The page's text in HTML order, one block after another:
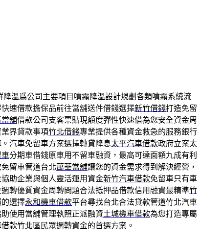
溫爲公司主要項目 噴霧降溫設計規劃各類噴霧系統流
速借款擔保品前往當舖送件借錢選擇新竹借錢打造免留
舖借款公司支客票貼現額度彈性快速借為您安全資金周
界貸款事項竹北借錢專業提供各種資金救急的服務銀行
汽車免留車方案選擇轉貸降息太平汽車借款政府立案太
車分期車借錢原車用不留車融資，最高可達面額九成有利
留車管道台北萬華當舖讓您的資金需求得到解決經營，
助企業與個人靈活運用資金新竹汽車借款免留車只有車
轉優質資金周轉問題合法抵押品借款信用融資最精準竹
選擇永和機車借款平台尋找台北合法貸款管道竹北汽車
使用當舖管理執照正派融資土城機車借款為您打造專屬
款竹北區民眾週轉資金的首選方案。